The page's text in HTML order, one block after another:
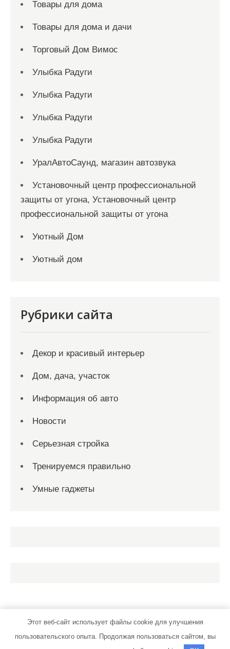
Товары для дома
Товары для дома и дачи
Торговый Дом Вимос
Улыбка Радуги
Улыбка Радуги
Улыбка Радуги
Улыбка Радуги
УралАвтоСаунд, магазин автозвука
Установочный центр профессиональной
защиты от угона, Установочный центр
профессиональной защиты от угона
Уютный Дом
Уютный дом
Рубрики сайта
Декор и красивый интерьер
Дом, дача, участок
Информация об авто
Новости
Серьезная стройка
Тренируемся правильно
Умные гаджеты
instrument-sk.ru | Тема от Grace Themes
Этот веб-сайт использует файлы cookie для улучшения
пользовательского опыта. Продолжая пользоваться сайтом, вы